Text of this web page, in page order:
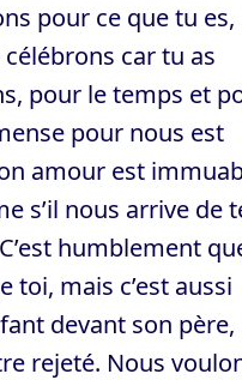
pour ce que tu es,
car tu as
pour le temps et
pour nous est
amour est
s’il nous arrive de
humblement
toi, mais c’est aussi
devant son
rejeté. Nous